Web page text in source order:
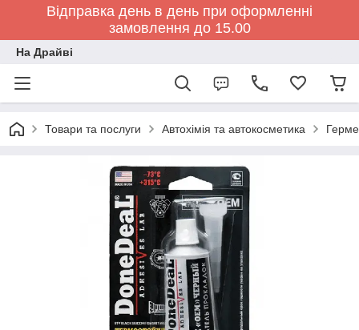
Відправка день в день при оформленні
замовлення до 15.00
На Драйві
Товари та послуги Автохімія та автокосметика